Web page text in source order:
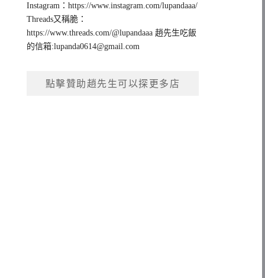
Instagram：https://www.instagram.com/lupandaaa/
Threads又稱脆：
https://www.threads.com/@lupandaaa 趙先生吃飯
的信箱:lupanda0614@gmail.com
點擊贊助趙先生可以探更多店